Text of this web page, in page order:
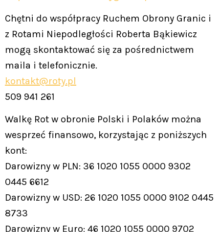
Chętni do współpracy Ruchem Obrony Granic i
z Rotami Niepodległości Roberta Bąkiewicz
mogą skontaktować się za pośrednictwem
maila i telefonicznie.
kontakt@roty.pl
509 941 261
Walkę Rot w obronie Polski i Polaków można
wesprzeć finansowo, korzystając z poniższych
kont:
Darowizny w PLN: 36 1020 1055 0000 9302
0445 6612
Darowizny w USD: 26 1020 1055 0000 9102 0445
8733
Darowizny w Euro: 46 1020 1055 0000 9702